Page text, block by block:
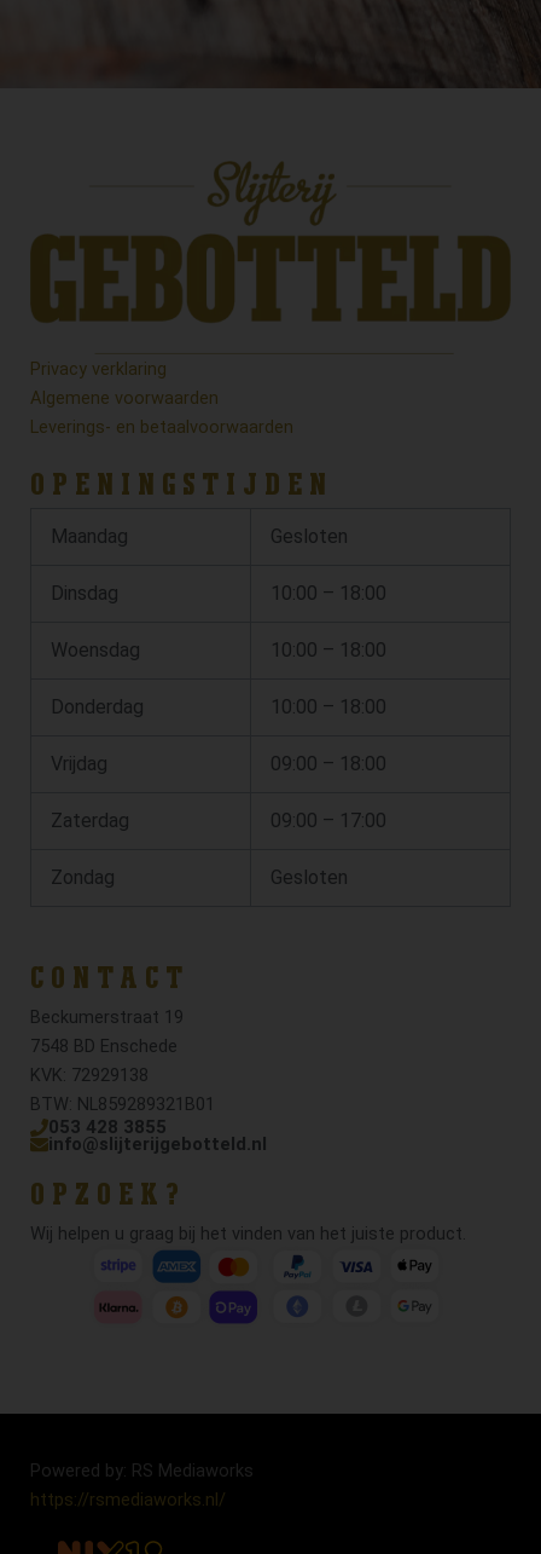
Privacy verklaring
Algemene voorwaarden
Leverings- en betaalvoorwaarden
OPENINGSTIJDEN
Maandag Gesloten
Dinsdag 10:00 – 18:00
Woensdag 10:00 – 18:00
Donderdag 10:00 – 18:00
Vrijdag 09:00 – 18:00
Zaterdag 09:00 – 17:00
Zondag Gesloten
CONTACT
Beckumerstraat 19
7548 BD Enschede
KVK: 72929138
BTW: NL859289321B01
053 428 3855
info@slijterijgebotteld.nl
OPZOEK?
Wij helpen u graag bij het vinden van het juiste product.
Powered by: RS Mediaworks
https://rsmediaworks.nl/